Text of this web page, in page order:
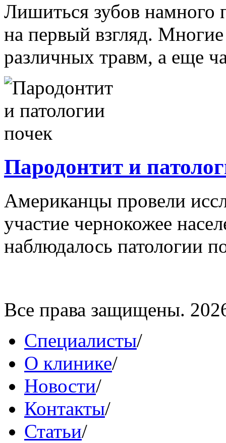
Лишиться зубов намного
на первый взгляд.
различных травм, а еще
Пародонтит и
Американцы провели
участие чернокожее
наблюдалось патологии
Все права защищены.
Специалисты/
О клинике/
Новости/
Контакты/
Статьи/